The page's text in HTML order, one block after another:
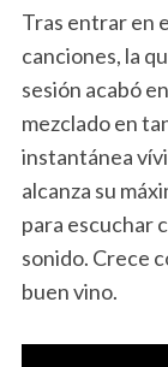
Tras entrar en
canciones, la
sesión acabó
mezclado en
instantánea
alcanza su
para escuchar
sonido. Crece
buen vino.